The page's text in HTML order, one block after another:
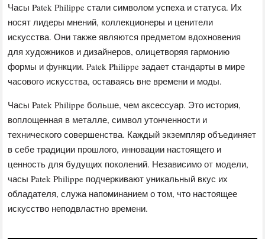
Часы Patek Philippe стали символом успеха и статуса. Их
носят лидеры мнений, коллекционеры и ценители
искусства. Они также являются предметом вдохновения
для художников и дизайнеров, олицетворяя гармонию
формы и функции. Patek Philippe задает стандарты в мире
часового искусства, оставаясь вне времени и моды.
Часы Patek Philippe больше, чем аксессуар. Это история,
воплощенная в металле, символ утонченности и
технического совершенства. Каждый экземпляр объединяет
в себе традиции прошлого, инновации настоящего и
ценность для будущих поколений. Независимо от модели,
часы Patek Philippe подчеркивают уникальный вкус их
обладателя, служа напоминанием о том, что настоящее
искусство неподвластно времени.